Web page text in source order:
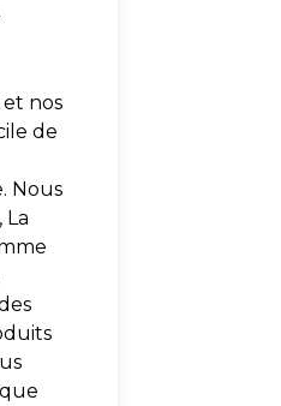
nos
de
Nous